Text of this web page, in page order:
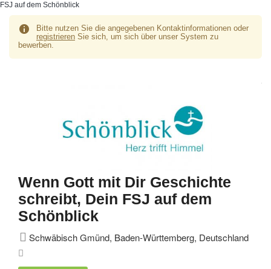
FSJ auf dem Schönblick
Bitte nutzen Sie die angegebenen Kontaktinformationen oder
registrieren Sie sich, um sich über unser System zu
bewerben.
Wenn Gott mit Dir Geschichte
schreibt, Dein FSJ auf dem
Schönblick
Schwäbisch Gmünd, Baden-Württemberg, Deutschland